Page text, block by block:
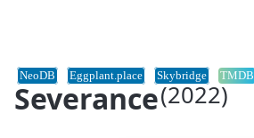
Severance (2022)
NeoDB Eggplant.place Skybridge TMDB